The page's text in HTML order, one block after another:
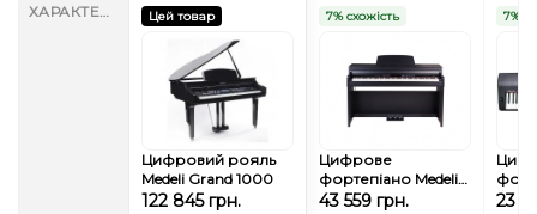
ХАРАКТЕРИСТИКИ Цей товар
Цифровий рояль
Medeli Grand 1000
122 845 грн.
7% схожість
Цифрове
фортепіано Medeli
DP420K (Black)
43 559 грн.
7%
23